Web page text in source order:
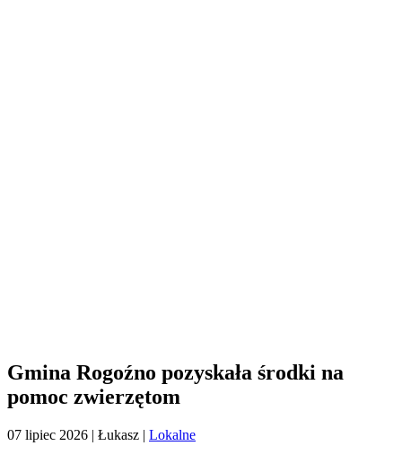
Gmina Rogoźno pozyskała środki na
pomoc zwierzętom
07 lipiec 2026 | Łukasz | Lokalne